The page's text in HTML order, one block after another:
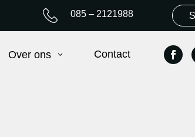
085 – 2121988
Over ons Contact